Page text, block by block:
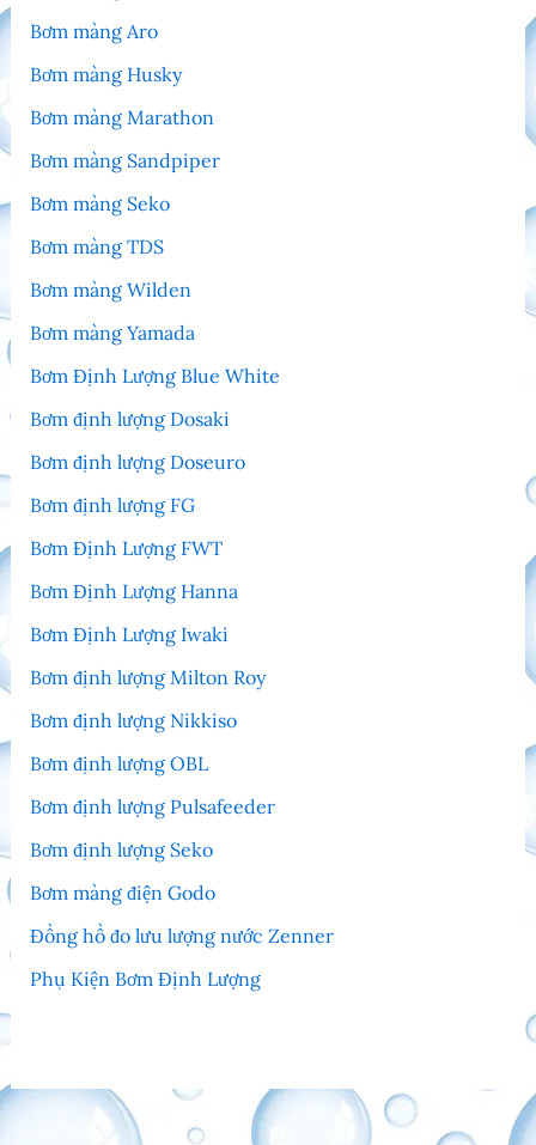
Bơm màng Aro
Bơm màng Husky
Bơm màng Marathon
Bơm màng Sandpiper
Bơm màng Seko
Bơm màng TDS
Bơm màng Wilden
Bơm màng Yamada
Bơm Định Lượng Blue White
Bơm định lượng Dosaki
Bơm định lượng Doseuro
Bơm định lượng FG
Bơm Định Lượng FWT
Bơm Định Lượng Hanna
Bơm Định Lượng Iwaki
Bơm định lượng Milton Roy
Bơm định lượng Nikkiso
Bơm định lượng OBL
Bơm định lượng Pulsafeeder
Bơm định lượng Seko
Bơm màng điện Godo
Đồng hồ đo lưu lượng nước Zenner
Phụ Kiện Bơm Định Lượng